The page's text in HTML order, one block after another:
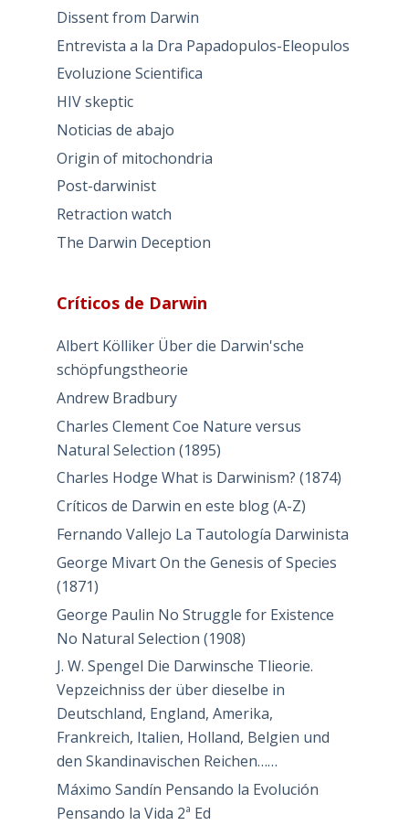
Dissent from Darwin
Entrevista a la Dra Papadopulos-Eleopulos
Evoluzione Scientifica
HIV skeptic
Noticias de abajo
Origin of mitochondria
Post-darwinist
Retraction watch
The Darwin Deception
Críticos de Darwin
Albert Kölliker Über die Darwin'sche
schöpfungstheorie
Andrew Bradbury
Charles Clement Coe Nature versus
Natural Selection (1895)
Charles Hodge What is Darwinism? (1874)
Críticos de Darwin en este blog (A-Z)
Fernando Vallejo La Tautología Darwinista
George Mivart On the Genesis of Species
(1871)
George Paulin No Struggle for Existence
No Natural Selection (1908)
J. W. Spengel Die Darwinsche Tlieorie.
Vepzeichniss der über dieselbe in
Deutschland, England, Amerika,
Frankreich, Italien, Holland, Belgien und
den Skandinavischen Reichen……
Máximo Sandín Pensando la Evolución
Pensando la Vida 2ª Ed